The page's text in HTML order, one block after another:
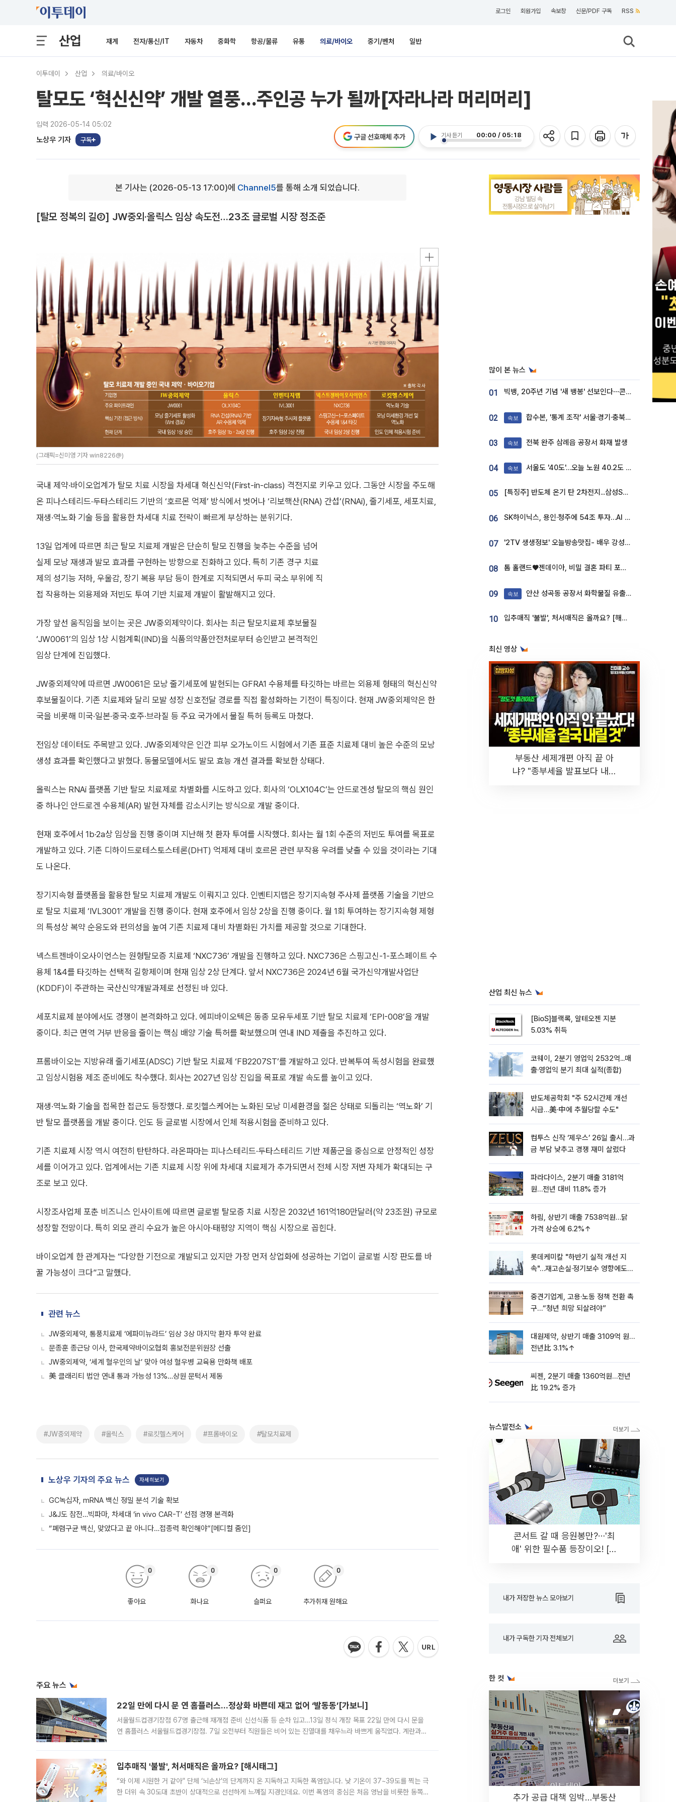
로그인 회원가입 속보창 신문/PDF 구독 RSS
산업 재계 전자/통신/IT 자동차 중화학 항공/물류 유통 의료/바이오 중기/벤처 일반
이투데이 산업 의료/바이오
탈모도 ‘혁신신약’ 개발 열풍…주인공 누가 될까[자라나라 머리머리]
입력 2026-05-14 05:02
노상우 기자 구독
기사 듣기 00:00 / 05:18
구글 선호매체 추가
본 기사는 (2026-05-13 17:00)에 Channel5를 통해 소개 되었습니다.
[탈모 정복의 길②] JW중외·올릭스 임상 속도전…23조 글로벌 시장 정조준
(그래픽=신미영 기자 win8226@)
국내 제약·바이오업계가 탈모 치료 시장을 차세대 혁신신약(First-in-class) 격전지로 키우고 있다. 그동안 시장을 주도해
온 피나스테리드·두타스테리드 기반의 ‘호르몬 억제’ 방식에서 벗어나 ‘리보핵산(RNA) 간섭’(RNAi), 줄기세포, 세포치료,
재생·역노화 기술 등을 활용한 차세대 치료 전략이 빠르게 부상하는 분위기다.
13일 업계에 따르면 최근 탈모 치료제 개발은 단순히 탈모 진행을 늦추는 수준을 넘어
실제 모낭 재생과 발모 효과를 구현하는 방향으로 진화하고 있다. 특히 기존 경구 치료
제의 성기능 저하, 우울감, 장기 복용 부담 등이 한계로 지적되면서 두피 국소 부위에 직
접 작용하는 외용제와 저빈도 투여 기반 치료제 개발이 활발해지고 있다.
가장 앞선 움직임을 보이는 곳은 JW중외제약이다. 회사는 최근 탈모치료제 후보물질
‘JW0061’의 임상 1상 시험계획(IND)을 식품의약품안전처로부터 승인받고 본격적인
임상 단계에 진입했다.
JW중외제약에 따르면 JW0061은 모낭 줄기세포에 발현되는 GFRA1 수용체를 타깃하는 바르는 외용제 형태의 혁신신약
후보물질이다. 기존 치료제와 달리 모발 성장 신호전달 경로를 직접 활성화하는 기전이 특징이다. 현재 JW중외제약은 한
국을 비롯해 미국·일본·중국·호주·브라질 등 주요 국가에서 물질 특허 등록도 마쳤다.
전임상 데이터도 주목받고 있다. JW중외제약은 인간 피부 오가노이드 시험에서 기존 표준 치료제 대비 높은 수준의 모낭
생성 효과를 확인했다고 밝혔다. 동물모델에서도 발모 효능 개선 결과를 확보한 상태다.
올릭스는 RNAi 플랫폼 기반 탈모 치료제로 차별화를 시도하고 있다. 회사의 ‘OLX104C’는 안드로겐성 탈모의 핵심 원인
중 하나인 안드로겐 수용체(AR) 발현 자체를 감소시키는 방식으로 개발 중이다.
현재 호주에서 1b·2a상 임상을 진행 중이며 지난해 첫 환자 투여를 시작했다. 회사는 월 1회 수준의 저빈도 투여를 목표로
개발하고 있다. 기존 디하이드로테스토스테론(DHT) 억제제 대비 호르몬 관련 부작용 우려를 낮출 수 있을 것이라는 기대
도 나온다.
장기지속형 플랫폼을 활용한 탈모 치료제 개발도 이뤄지고 있다. 인벤티지랩은 장기지속형 주사제 플랫폼 기술을 기반으
로 탈모 치료제 ‘IVL3001’ 개발을 진행 중이다. 현재 호주에서 임상 2상을 진행 중이다. 월 1회 투여하는 장기지속형 제형
의 특성상 복약 순응도와 편의성을 높여 기존 치료제 대비 차별화된 가치를 제공할 것으로 기대한다.
넥스트젠바이오사이언스는 원형탈모증 치료제 ‘NXC736’ 개발을 진행하고 있다. NXC736은 스핑고신-1-포스페이트 수
용체 1&4를 타깃하는 선택적 길항제이며 현재 임상 2상 단계다. 앞서 NXC736은 2024년 6월 국가신약개발사업단
(KDDF)이 주관하는 국산신약개발과제로 선정된 바 있다.
세포치료제 분야에서도 경쟁이 본격화하고 있다. 에피바이오텍은 동종 모유두세포 기반 탈모 치료제 ‘EPI-008’을 개발
중이다. 최근 면역 거부 반응을 줄이는 핵심 배양 기술 특허를 확보했으며 연내 IND 제출을 추진하고 있다.
프롬바이오는 지방유래 줄기세포(ADSC) 기반 탈모 치료제 ‘FB2207ST’를 개발하고 있다. 반복투여 독성시험을 완료했
고 임상시험용 제조 준비에도 착수했다. 회사는 2027년 임상 진입을 목표로 개발 속도를 높이고 있다.
재생·역노화 기술을 접목한 접근도 등장했다. 로킷헬스케어는 노화된 모낭 미세환경을 젊은 상태로 되돌리는 ‘역노화’ 기
반 탈모 플랫폼을 개발 중이다. 인도 등 글로벌 시장에서 인체 적용시험을 준비하고 있다.
기존 치료제 시장 역시 여전히 탄탄하다. 라온파마는 피나스테리드·두타스테리드 기반 제품군을 중심으로 안정적인 성장
세를 이어가고 있다. 업계에서는 기존 치료제 시장 위에 차세대 치료제가 추가되면서 전체 시장 저변 자체가 확대되는 구
조로 보고 있다.
시장조사업체 포춘 비즈니스 인사이트에 따르면 글로벌 탈모증 치료 시장은 2032년 161억180만달러(약 23조원) 규모로
성장할 전망이다. 특히 외모 관리 수요가 높은 아시아·태평양 지역이 핵심 시장으로 꼽힌다.
바이오업계 한 관계자는 “다양한 기전으로 개발되고 있지만 가장 먼저 상업화에 성공하는 기업이 글로벌 시장 판도를 바
꿀 가능성이 크다”고 말했다.
관련 뉴스
JW중외제약, 통풍치료제 ‘에파미뉴라드’ 임상 3상 마지막 환자 투약 완료
문종훈 종근당 이사, 한국제약바이오협회 홍보전문위원장 선출
JW중외제약, ‘세계 혈우인의 날’ 맞아 여성 혈우병 교육용 만화책 배포
美 클래리티 법안 연내 통과 가능성 13%…상원 문턱서 제동
#JW중외제약 #올릭스 #로킷헬스케어 #프롬바이오 #탈모치료제
노상우 기자의 주요 뉴스 자세히보기
GC녹십자, mRNA 백신 정밀 분석 기술 확보
J&J도 참전…빅파마, 차세대 ‘in vivo CAR-T’ 선점 경쟁 본격화
“폐렴구균 백신, 맞았다고 끝 아니다…접종력 확인해야”[메디컬 줌인]
좋아요
0
화나요
0
슬퍼요
0
추가취재 원해요
0
주요 뉴스
22일 만에 다시 문 연 홈플러스…정상화 바쁜데 재고 없어 ‘발동동’[가보니]
서울월드컵경기장점 67명 출근해 재개점 준비 신선식품 등 순차 입고…13일 정식 개장 목표 22일 만에 다시 문을
연 홈플러스 서울월드컵경기장점. 7일 오전부터 직원들은 비어 있는 진열대를 채우느라 바쁘게 움직였다. 계란과
입추매직 '불발', 처서매직은 올까요? [해시태그]
“와 이제 시원한 거 같아” 단체 ‘뇌손상’의 단계까지 온 지독하고 지독한 폭염입니다. 낮 기온이 37~39도를 찍는 극
한 더위 속 30도대 초반이 상대적으로 선선하게 느껴질 지경인데요. 이번 폭염의 중심은 처음 영남을 비롯한 동쪽
많이 본 뉴스
01 빅뱅, 20주년 기념 '새 뱅봉' 선보인다⋯콘서트 앞두고 팝업 개최
02 속보 합수본, '통계 조작' 서울·경기·충북 선관위 등 추가 압수수색
03 속보 전북 완주 삼례읍 공장서 화재 발생
04 속보 서울도 '40도'…오늘 노원 40.2도 기록
05 [특징주] 반도체 온기 탄 2차전지...삼성SDI, 장 초반 7% 넘게 껑충
06 SK하이닉스, 용인·청주에 54조 투자…AI 메모리 생산기지 키운다
07 '2TV 생생정보' 오늘방송맛집- 배우 강성진 단골! 쌀국수ㆍ푸팟퐁 커리 맛집 '블○○○'
08 톰 홀랜드♥젠데이아, 비밀 결혼 파티 포착⋯호텔 대관비만 9억
09 속보 안산 성곡동 공장서 화학물질 유출 사고 발생
10 입추매직 '불발', 처서매직은 올까요? [해시태그]
최신 영상
부동산 세제개편 아직 끝 아
냐? "종부세율 발표보다 내릴
산업 최신 뉴스
[BioS]블랙록, 알테오젠 지분
5.03% 취득
코웨이, 2분기 영업익 2532억...매
출·영업익 분기 최대 실적(종합)
반도체공학회 "주 52시간제 개선
시급…美·中에 추월당할 수도"
컴투스 신작 ‘제우스’ 26일 출시…과
금 부담 낮추고 경쟁 재미 살렸다
파라다이스, 2분기 매출 3181억
원…전년 대비 11.8% 증가
하림, 상반기 매출 7538억원…닭
가격 상승에 6.2%↑
롯데케미칼 "하반기 실적 개선 지
속"…재고손실·정기보수 영향에도
중견기업계, 고용·노동 정책 전환 촉
구…“청년 희망 되살려야”
대원제약, 상반기 매출 3109억 원…
전년比 3.1%↑
씨젠, 2분기 매출 1360억원…전년
比 19.2% 증가
뉴스발전소
콘서트 갈 때 응원봉만?⋯'최
애' 위한 필수품 등장이오! [솔
내가 저장한 뉴스 모아보기
내가 구독한 기자 전체보기
한 컷
추가 공급 대책 임박…부동산